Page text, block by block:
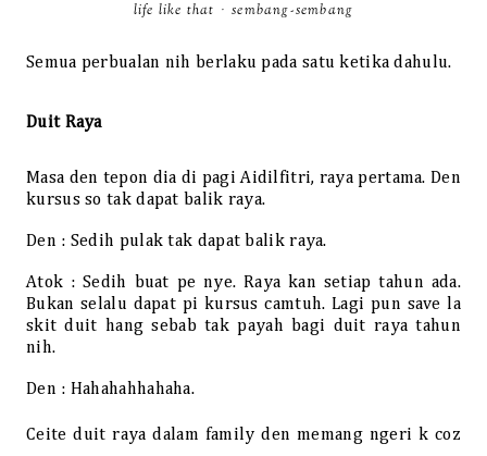
life like that · sembang-sembang
Semua perbualan nih berlaku pada satu ketika dahulu.
Duit Raya
Masa den tepon dia di pagi Aidilfitri, raya pertama. Den
kursus so tak dapat balik raya.
Den : Sedih pulak tak dapat balik raya.
Atok : Sedih buat pe nye. Raya kan setiap tahun ada.
Bukan selalu dapat pi kursus camtuh. Lagi pun save la
skit duit hang sebab tak payah bagi duit raya tahun
nih.
Den : Hahahahhahaha.
Ceite duit raya dalam family den memang ngeri k coz